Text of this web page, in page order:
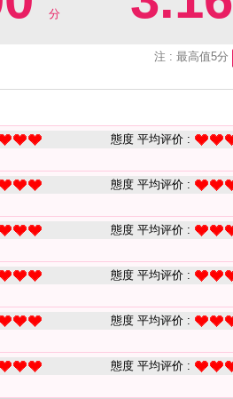
分
注 : 最高值5分
態度 平均评价 :
態度 平均评价 :
態度 平均评价 :
態度 平均评价 :
態度 平均评价 :
態度 平均评价 :